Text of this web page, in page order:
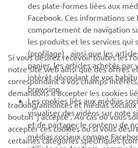
Découvrez en exclusivité les dernières
spéciaux, les nouveautés et bien plus
S'ABONNER
Lisez notre politique de confidentialité
nous traitons vos données personnelles :
Confidentialité
des plate-formes liées aux
Facebook. Ces informations
comportement de navigation
les produits et les services
(profilage) , ainsi que les
panier, les articles achetés par
intérêt découlant de vos
browsing.
Les cookies liés aux médias
visualiser des vidéos sur note
et de partager le contenu de
médias sociaux comme
Si vous désirez recevoir toutes les
notre site web ainsi que des offres
correspondant à vos champs
demandons d’accepter les cookies
tracking/annonces et médias
bouton ‘j’accepte’. Au cas où vous
accepter ces cookies ou si vous
certaines catégories spécifiques